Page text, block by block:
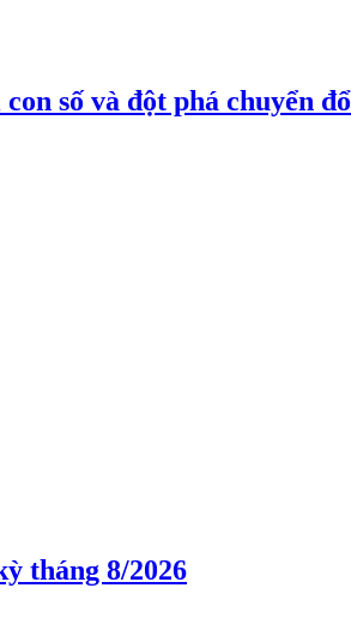
số và đột phá chuyển
tháng 8/2026